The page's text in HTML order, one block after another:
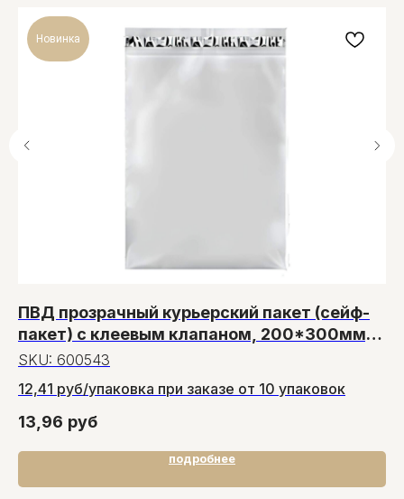
Новинка
ПВД прозрачный курьерский пакет (сейф-
пакет) с клеевым клапаном, 200*300мм,
100 штук в упаковке
SKU: 600543
12,41 руб/упаковка при заказе от 10 упаковок
13,96 руб
подробнее